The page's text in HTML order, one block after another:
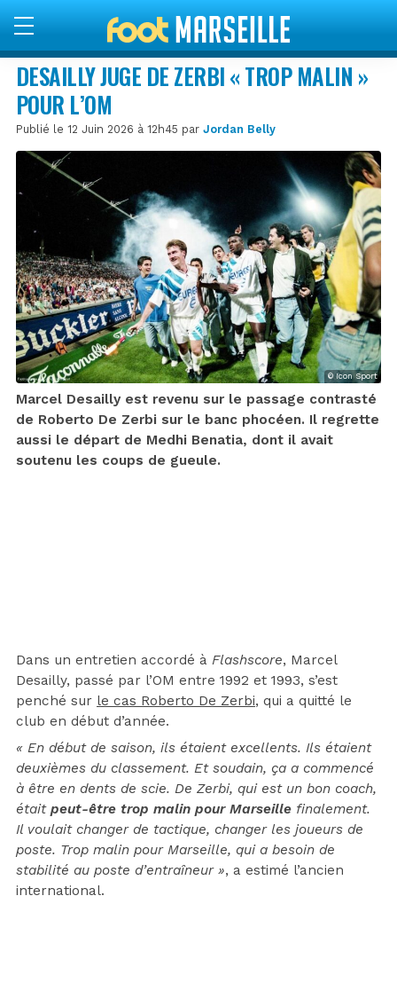
DESAILLY JUGE DE ZERBI « TROP MALIN »
POUR L’OM
Publié le 12 Juin 2026 à 12h45 par Jordan Belly
© Icon Sport
Marcel Desailly est revenu sur le passage contrasté
de Roberto De Zerbi sur le banc phocéen. Il regrette
aussi le départ de Medhi Benatia, dont il avait
soutenu les coups de gueule.
Dans un entretien accordé à Flashscore, Marcel
Desailly, passé par l’OM entre 1992 et 1993, s’est
penché sur le cas Roberto De Zerbi, qui a quitté le
club en début d’année.
« En début de saison, ils étaient excellents. Ils étaient
deuxièmes du classement. Et soudain, ça a commencé
à être en dents de scie. De Zerbi, qui est un bon coach,
était peut-être trop malin pour Marseille finalement.
Il voulait changer de tactique, changer les joueurs de
poste. Trop malin pour Marseille, qui a besoin de
stabilité au poste d’entraîneur », a estimé l’ancien
international.